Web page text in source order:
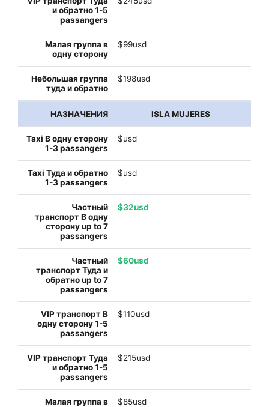
$99usd
$198usd
ISLA MUJERES
$usd
$usd
$32usd
$60usd
$110usd
$215usd
$85usd